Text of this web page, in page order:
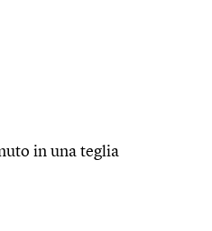
in una teglia